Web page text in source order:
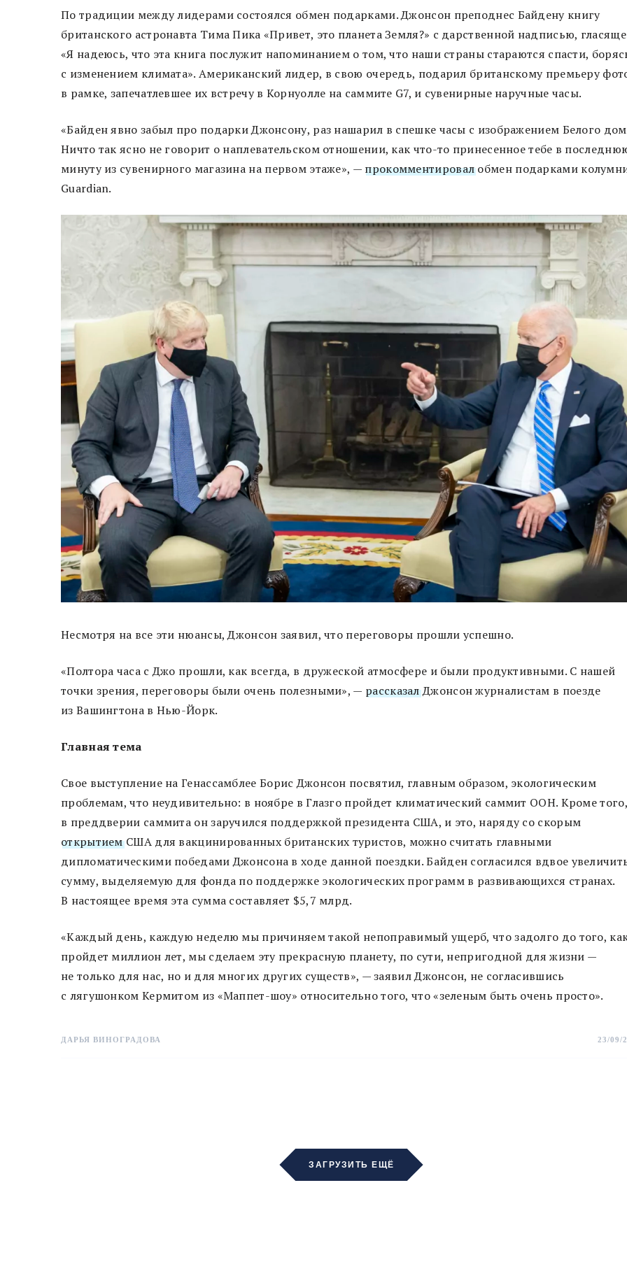
По традиции между лидерами состоялся обмен подарками. Джонсон преподнес Байдену книгу
британского астронавта Тима Пика «Привет, это планета Земля?» с дарственной надписью,
«Я надеюсь, что эта книга послужит напоминанием о том, что наши страны стараются спасти,
с изменением климата». Американский лидер, в свою очередь, подарил британскому премьеру
в рамке, запечатлевшее их встречу в Корнуолле на саммите G7, и сувенирные наручные часы.
«Байден явно забыл про подарки Джонсону, раз нашарил в спешке часы с изображением Белого
Ничто так ясно не говорит о наплевательском отношении, как что-то принесенное тебе в
минуту из сувенирного магазина на первом этаже», — прокомментировалобмен подарками
Guardian.
Несмотря на все эти нюансы, Джонсон заявил, что переговоры прошли успешно.
«Полтора часа с Джо прошли, как всегда, в дружеской атмосфере и были продуктивными. С нашей
точки зрения, переговоры были очень полезными», — рассказалДжонсон журналистам в поезде
из Вашингтона в Нью-Йорк.
Главная тема
Свое выступление на Генассамблее Борис Джонсон посвятил, главным образом, экологическим
проблемам, что неудивительно: в ноябре в Глазго пройдет климатический саммит ООН. Кроме того,
в преддверии саммита он заручился поддержкой президента США, и это, наряду со скорым
открытиемСША для вакцинированных британских туристов, можно считать главными
дипломатическими победами Джонсона в ходе данной поездки. Байден согласился вдвое
сумму, выделяемую для фонда по поддержке экологических программ в развивающихся странах.
В настоящее время эта сумма составляет $5,7 млрд.
«Каждый день, каждую неделю мы причиняем такой непоправимый ущерб, что задолго до того,
пройдет миллион лет, мы сделаем эту прекрасную планету, по сути, непригодной для жизни —
не только для нас, но и для многих других существ», — заявил Джонсон, не согласившись
с лягушонком Кермитом из «Маппет-шоу» относительно того, что «зеленым быть очень просто».
ДАРЬЯ ВИНОГРАДОВА 23/09/
ЗАГРУЗИТЬ ЕЩЁ